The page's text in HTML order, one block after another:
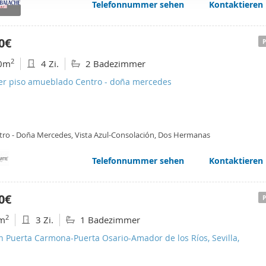
se usan para personalizar el contenido y los anuncios,
el tráfico. Además, compartimos información sobre el uso
de redes sociales, publicidad y análisis web, quienes
que les haya proporcionado o que hayan recopilado a
Telefonnummer sehen Kontaktieren
2 4 Zi. 2 Badezimmer
piso amueblado Centro - doña mercedes
- Doña Mercedes, Vista Azul-Consolación, Dos Hermanas
Telefonnummer sehen Kontaktieren
2 3 Zi. 1 Badezimmer
Puerta Carmona-Puerta Osario-Amador de los Ríos, Sevilla,